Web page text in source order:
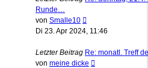
Runde…
von Smalle10
Beitrag
Di 23. Apr 2024, 11:46
Letzter Beitrag Re: monatl. Treff
von meine dicke